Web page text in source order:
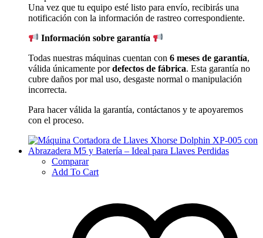
Una vez que tu equipo esté listo para envío, recibirás una
notificación con la información de rastreo correspondiente.
Información sobre garantía
Todas nuestras máquinas cuentan con 6 meses de garantía,
válida únicamente pordefectos de fábrica. Esta garantía no
cubre daños por mal uso, desgaste normal o manipulación
incorrecta.
Para hacer válida la garantía, contáctanos y te apoyaremos
con el proceso.
Comparar
Add To Cart